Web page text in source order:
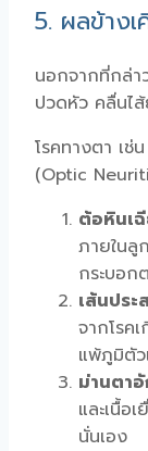
5. ผลข้าง
นอกจากที่กล่า
ปวดหัว คลื่นไ
โรคทางตา เช่
(Optic
ต้อหินเ
ภายในลู
กระบอก
เส้นปร
จากโรค
แพ้ภูมิตัว
ม่านตา
และเนื้อ
นั่นเอง